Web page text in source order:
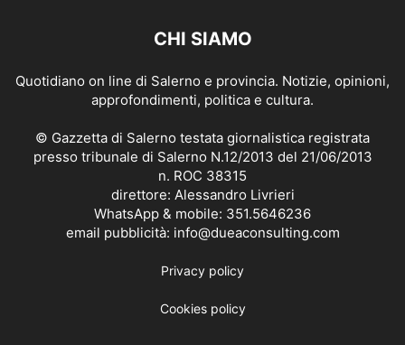
CHI SIAMO
Quotidiano on line di Salerno e provincia. Notizie, opinioni,
approfondimenti, politica e cultura.
© Gazzetta di Salerno testata giornalistica registrata
presso tribunale di Salerno N.12/2013 del 21/06/2013
n. ROC 38315
direttore: Alessandro Livrieri
WhatsApp & mobile: 351.5646236
email pubblicità: info@dueaconsulting.com
Privacy policy
Cookies policy